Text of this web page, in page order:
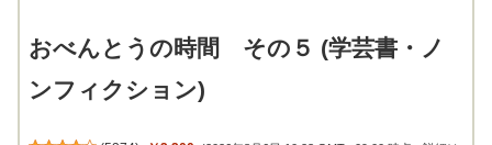
おべんとうの時間 その５ (学芸書・ノ
ンフィクション)